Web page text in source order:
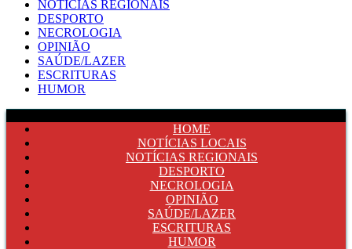
NOTÍCIAS REGIONAIS
DESPORTO
NECROLOGIA
OPINIÃO
SAÚDE/LAZER
ESCRITURAS
HUMOR
HOME
NOTÍCIAS LOCAIS
NOTÍCIAS REGIONAIS
DESPORTO
NECROLOGIA
OPINIÃO
SAÚDE/LAZER
ESCRITURAS
HUMOR